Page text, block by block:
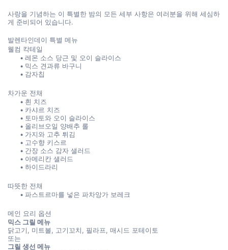
사랑을 기념하는 이 특별한 밤의 모든 세부 사항은 여러분을 위해 세심하
게 준비되어 있습니다.
발렌타인데이 특별 메뉴
웰컴 칵테일
레몬 소스 당근 및 오이 슬라이스
믹스 견과류 바구니
감자칩
차가운 전채
흰 치즈
카샤르 치즈
토마토와 오이 슬라이스
올리브오일 양배추 롤
가지와 고추 튀김
고수향 키스르
간장 소스 감자 샐러드
아메리칸 샐러드
하이드라리
따뜻한 전채
파스트르마를 넣은 파차앙가 보레크
메인 요리 옵션
믹스 그릴 메뉴
닭고기, 미트볼, 고기꼬치, 필라프, 매시드 포테이토
또는
그릴 생선 메뉴